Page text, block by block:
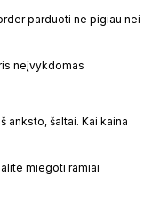
parduoti ne pigiau nei
neįvykdomas
anksto, šaltai. Kai kaina
miegoti ramiai